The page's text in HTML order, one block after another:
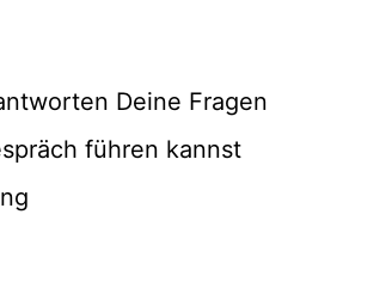
Deine Fragen
führen kannst